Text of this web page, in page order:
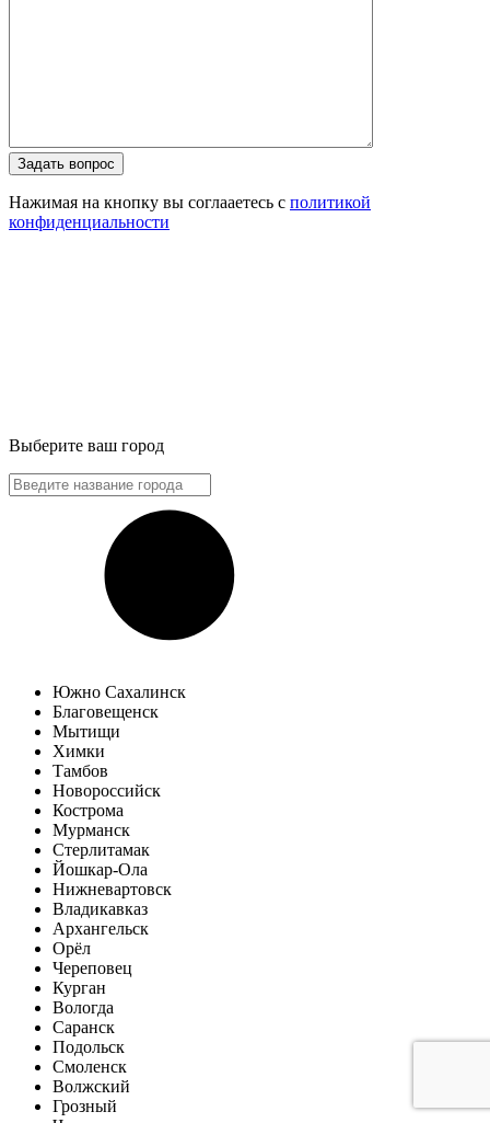
Задать вопрос
Нажимая на кнопку вы соглааетесь с политикой
конфиденциальности
Выберите ваш город
Южно Сахалинск
Благовещенск
Мытищи
Химки
Тамбов
Новороссийск
Кострома
Мурманск
Стерлитамак
Йошкар-Ола
Нижневартовск
Владикавказ
Архангельск
Орёл
Череповец
Курган
Вологда
Саранск
Подольск
Смоленск
Волжский
Грозный